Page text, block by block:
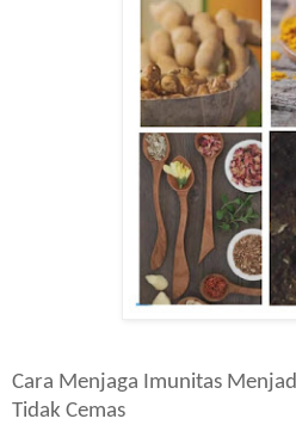
Cara Menjaga Imunitas
Tidak Cemas